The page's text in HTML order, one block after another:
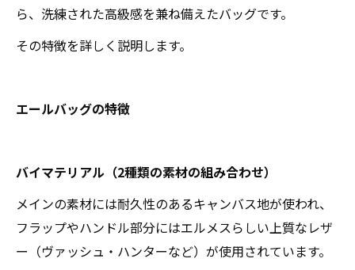
ら、洗練された高級感を兼ね備えたバッグです。
その特徴を詳しく説明します。
エールバッグの特徴
バイマテリアル（2種類の素材の組み合わせ）
メインの素材には耐久性のあるキャンバス地が使われ、
フラップやハンドル部分にはエルメスらしい上質なレザ
ー（ヴァッシュ・ハンターなど）が使用されています。